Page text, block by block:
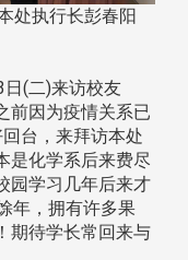
处执行长彭春阳
(二)来访校友
前因为疫情关系已
台，来拜访本处
是化学系后来费尽
园学习几年后来才
年，拥有许多果
期待学长常回来与